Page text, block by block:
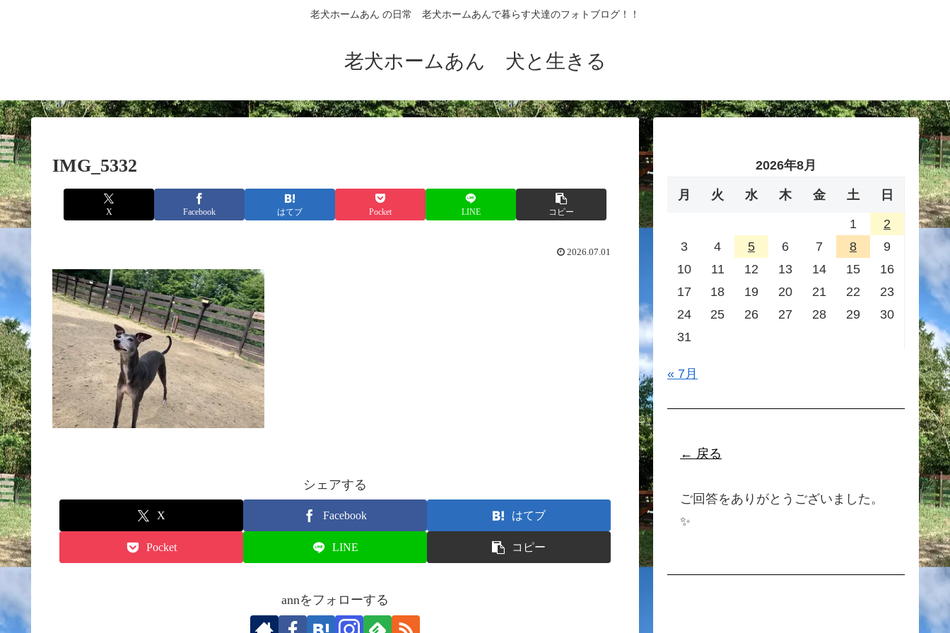
老犬ホームあん の日常 老犬ホームあんで暮らす犬達のフォトブログ！！
老犬ホームあん 犬と生きる
IMG_5332
X Facebook はてブ Pocket LINE コピー
2026.07.01
シェアする
X Facebook はてブ
Pocket LINE コピー
annをフォローする
2026年8月
月 火 水 木 金 土 日
1
2
3
4 5 6 7 8
9
10
11 12 13 14 15
16
17
18 19 20 21 22
23
24
25 26 27 28 29
30
31
« 7月
← 戻る
ご回答をありがとうございました。
✨